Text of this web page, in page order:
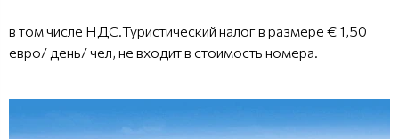
в том числе НДС.Туристический налог в размере € 1,50
евро/ день/ чел, не входит в стоимость номера.